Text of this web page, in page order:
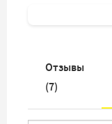
Отзывы
(7)